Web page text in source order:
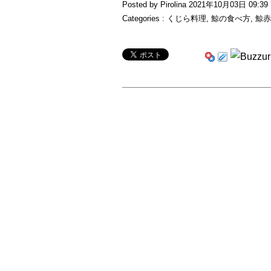
Posted by Pirolina 2021年10月03日 09:39
Categories : くじら料理, 鯨の食べ方, 鯨